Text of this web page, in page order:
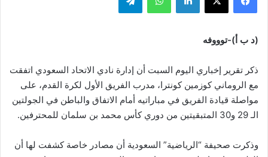
(د ب أ)-توووفه
ذكر تقرير إخباري اليوم السبت أن إدارة نادي الاتحاد السعودي اتفقت
مع الروماني كوزمين كونترا، مدرب الفريق الأول لكرة القدم، على
مواصلة قيادة الفريق في مباراتيه أمام الاتفاق والباطن في الجولتين
الـ 29 و30 المتبقيتين من دوري كأس محمد بن سلمان للمحترفين.
وذكرت صحيفة “الرياضية” السعودية أن مصادر خاصة كشفت لها أن